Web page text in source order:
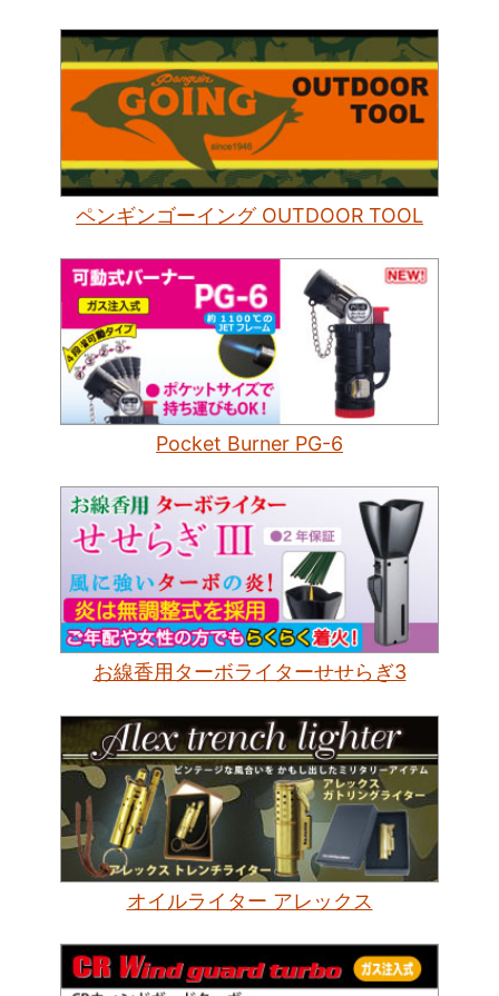
ペンギンゴーイング OUTDOOR TOOL
Pocket Burner PG-6
お線香用ターボライターせせらぎ3
オイルライター アレックス